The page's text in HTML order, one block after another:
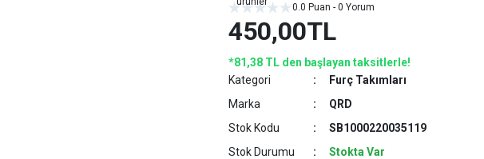
0.0 Puan - 0 Yorum
450,00TL
*81,38 TL den başlayan taksitlerle!
Kategori
Furç Takımları
Marka
QRD
Stok Kodu
SB1000220035119
Stok Durumu
Stokta Var